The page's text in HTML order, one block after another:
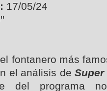
17/05/24
fontanero más
el análisis deSuper
del programa